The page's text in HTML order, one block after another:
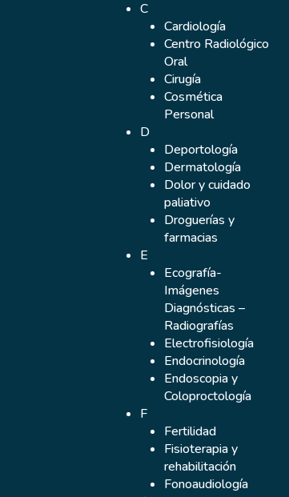
C
Cardiología
Centro Radiológico
Oral
Cirugía
Cosmética
Personal
D
Deportología
Dermatología
Dolor y cuidado
paliativo
Droguerías y
farmacias
E
Ecografía-
Imágenes
Diagnósticas –
Radiografías
Electrofisiología
Endocrinología
Endoscopia y
Coloproctología
F
Fertilidad
Fisioterapia y
rehabilitación
Fonoaudiología